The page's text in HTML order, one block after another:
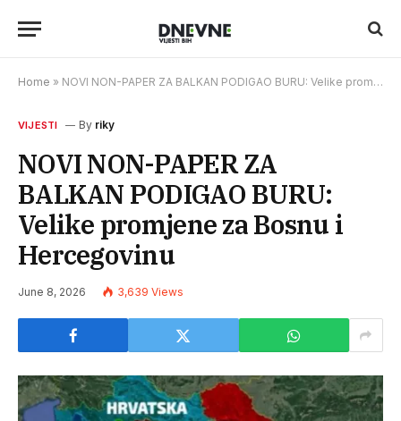
Home » NOVI NON-PAPER ZA BALKAN PODIGAO BURU: Velike promjene za Bosnu i Hercegovinu
VIJESTI By riky
NOVI NON-PAPER ZA
BALKAN PODIGAO BURU:
Velike promjene za Bosnu i
Hercegovinu
June 8, 2026 3,639 Views